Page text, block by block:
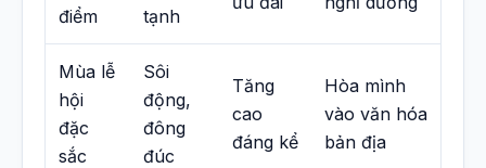
điểm
tạnh
Mùa lễ
hội
đặc
sắc
Sôi
động,
đông
đúc
Tăng
cao
đáng kể
Hòa mình
vào văn hóa
bản địa